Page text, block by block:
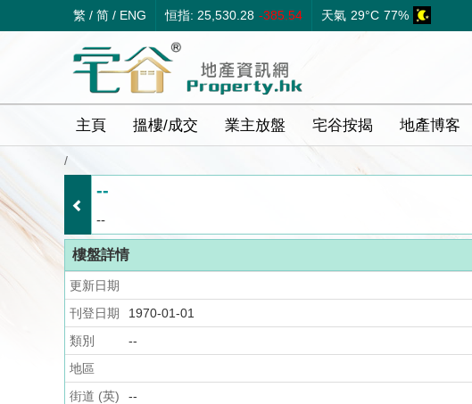
繁 / 简 / ENG 恒指: 25,530.28 -385.54 天氣 29°C 77%
主頁 搵樓/成交 業主放盤 宅谷按揭 地產博客
/
--
--
樓盤詳情
更新日期
刊登日期
1970-01-01
類別
--
地區
街道 (英)
--